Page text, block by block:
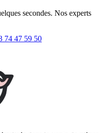
secondes. Nos experts
74 47 59 50